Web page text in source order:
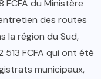
FCFA du Ministère
des routes
la région du Sud,
513 FCFA qui ont été
municipaux,